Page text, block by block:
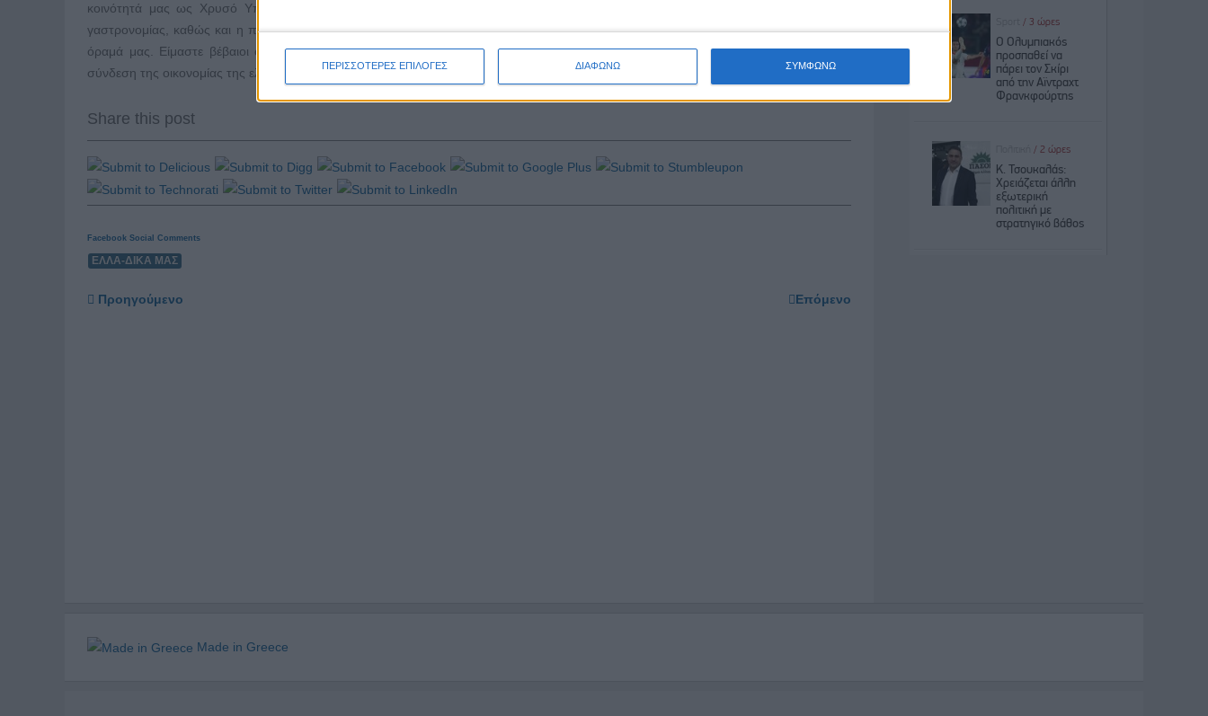
ΠΕΡΙΣΣΟΤΕΡΕΣ ΕΠΙΛΟΓΕΣ ΔΙΑΦΩΝΩ ΣΥΜΦΩΝΩ
κοινότητά μας ως Χρυσό Υποστηρικτή. Η αφοσίωση του πολυβραβευμένου σεφ Λευτέρη Λαζάρου στην ανάδειξη της ελληνικής
γαστρονομίας, καθώς και η προσήλωσή του στη χρήση ελληνικών πρώτων υλών, ευθυγραμμίζονται πλήρως με τους στόχους και το
όραμά μας. Είμαστε βέβαιοι ότι η συμβολή του θα είναι καθοριστική στην έναρξη της γενικότερης στρατηγικής μας με σκοπό της
σύνδεση της οικονομίας της ελληνικής παραγωγής με την οικονομία της φιλοξενίας.
Share this post
Facebook Social Comments
ΕΛΛΑ-ΔΙΚΑ ΜΑΣ
Προηγούμενο Επόμενο
Made in Greece